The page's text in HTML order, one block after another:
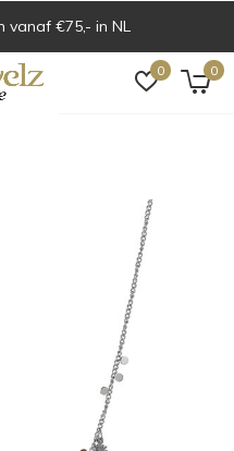
0 0
vanaf €75,- in NL